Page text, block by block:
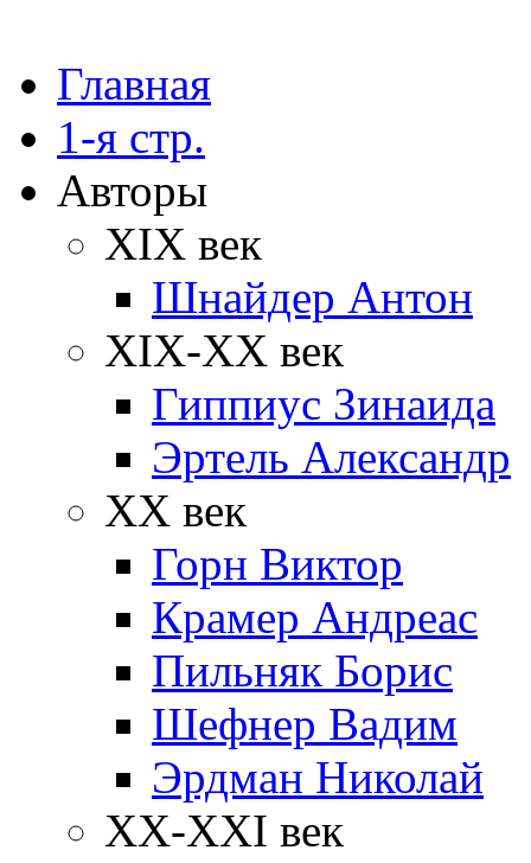
Главная
1-я стр.
Авторы
XIX век
Шнайдер Антон
XIX-XX век
Гиппиус Зинаида
Эртель Александр
XX век
Горн Виктор
Крамер Андреас
Пильняк Борис
Шефнер Вадим
Эрдман Николай
ХХ-XXI век